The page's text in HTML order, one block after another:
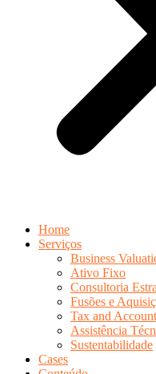
Home
Serviços
Business
Ativo Fixo
Consultoria
Fusões e
Tax and
Assistência
Sustentabilidade
Cases